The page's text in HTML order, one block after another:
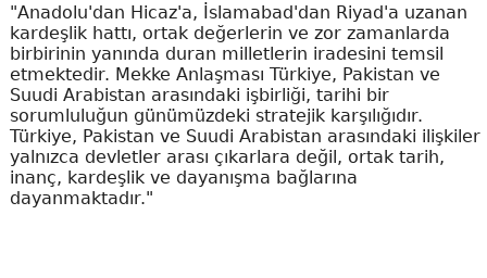
"Anadolu'dan Hicaz'a, İslamabad'dan Riyad'a uzanan
kardeşlik hattı, ortak değerlerin ve zor zamanlarda
birbirinin yanında duran milletlerin iradesini temsil
etmektedir. Mekke Anlaşması Türkiye, Pakistan ve
Suudi Arabistan arasındaki işbirliği, tarihi bir
sorumluluğun günümüzdeki stratejik karşılığıdır.
Türkiye, Pakistan ve Suudi Arabistan arasındaki ilişkiler
yalnızca devletler arası çıkarlara değil, ortak tarih,
inanç, kardeşlik ve dayanışma bağlarına
dayanmaktadır."